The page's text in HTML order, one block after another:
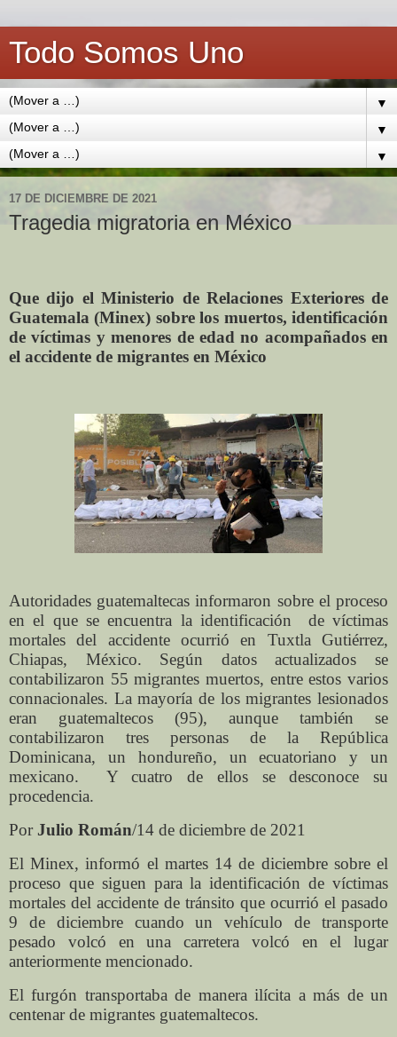
Todo Somos Uno
▼
▼
▼
17 DE DICIEMBRE DE 2021
Tragedia migratoria en México
Que dijo el Ministerio de Relaciones Exteriores de
Guatemala (Minex) sobre los muertos, identificación
de víctimas y menores de edad no acompañados en
el accidente de migrantes en México
Autoridades guatemaltecas informaron sobre el proceso
en el que se encuentra la identificación
de víctimas
mortales del accidente ocurrió en Tuxtla Gutiérrez,
Chiapas, México. Según datos actualizados se
contabilizaron 55 migrantes muertos, entre estos varios
connacionales. La mayoría de los migrantes lesionados
eran guatemaltecos (95), aunque también se
contabilizaron tres personas de la República
Dominicana, un hondureño, un ecuatoriano y un
mexicano. Y cuatro de ellos se desconoce su
procedencia.
PorJulio Román/14 de diciembre de 2021
El Minex, informó el martes 14 de diciembre sobre el
proceso que siguen para la identificación de víctimas
mortales del accidente de tránsito que ocurrió el pasado
9 de diciembre cuando un vehículo de transporte
pesado volcó en una carretera volcó en el lugar
anteriormente mencionado.
El furgón transportaba de manera ilícita a más de un
centenar de migrantes guatemaltecos.